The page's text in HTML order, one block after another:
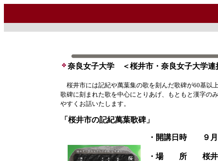
奈良女子大学 ＜桜井市・奈良女子大学
桜井市には記紀や萬葉集の歌を刻んだ歌碑が60基以
歌碑に刻まれた歌を中心にとりあげ、もともと漢字の
やすくお話いたします。
「桜井市の記紀萬葉歌碑」
・開講日時 ９月
・場 所 桜井市